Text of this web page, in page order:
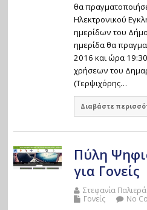
θα
Ηλεκτρονικού
ημερίδων του
ημερίδα θα
2016 και ώρα
χρήσεων του
(Τερψιχόρης…
Διαβάστε
Πύλη
για Γονείς
Στεφανία
Γονείς
No